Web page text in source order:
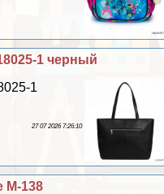
1 черный
1
27 07 2026 7:26:10
M-138